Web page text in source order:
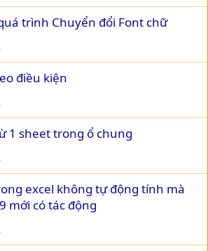
trình Chuyển đổi Font chữ
điều kiện
1 sheet trong ổ chung
excel không tự động tính mà
mới có tác động